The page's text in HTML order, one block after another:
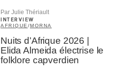
Par Julie Thériault
INTERVIEW
AFRIQUE /MORNA
Nuits d’Afrique 2026 |
Elida Almeida électrise le
folklore capverdien